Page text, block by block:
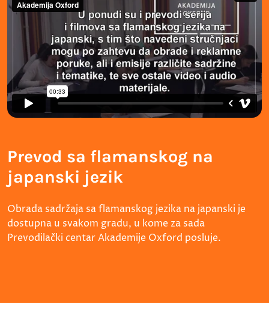
Prevod sa flamanskog na
japanski jezik
Obrada sadržaja sa flamanskog jezika na japanski je
dostupna u svakom gradu, u kome za sada
Prevodilački centar Akademije Oxford posluje.